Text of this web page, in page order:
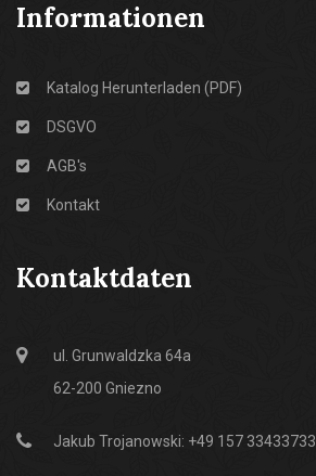
Informationen
Katalog Herunterladen (PDF)
DSGVO
AGB's
Kontakt
Kontaktdaten
ul. Grunwaldzka 64a
62-200 Gniezno
Jakub Trojanowski: +49 157 33433733